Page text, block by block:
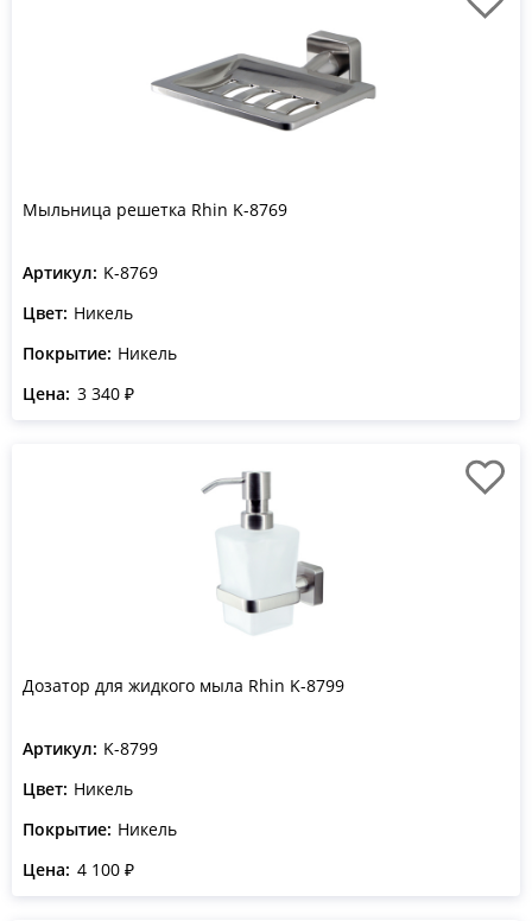
Мыльница решетка Rhin K-8769
Артикул: K-8769
Цвет: Никель
Покрытие: Никель
Цена: 3 340 ₽
Дозатор для жидкого мыла Rhin K-8799
Артикул: K-8799
Цвет: Никель
Покрытие: Никель
Цена: 4 100 ₽